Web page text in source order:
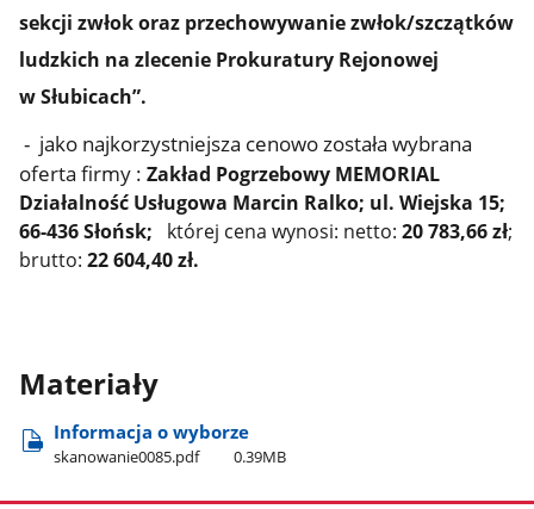
sekcji zwłok oraz przechowywanie zwłok/szczątków
ludzkich na zlecenie Prokuratury Rejonowej
w Słubicach”.
- jako najkorzystniejsza cenowo została wybrana
oferta firmy :Zakład Pogrzebowy MEMORIAL
Działalność Usługowa Marcin Ralko; ul. Wiejska 15;
66-436 Słońsk;
której cena wynosi: netto:20 783,66 zł;
brutto:22 604,40 zł.
Materiały
Informacja o wyborze
skanowanie0085.pdf 0.39MB